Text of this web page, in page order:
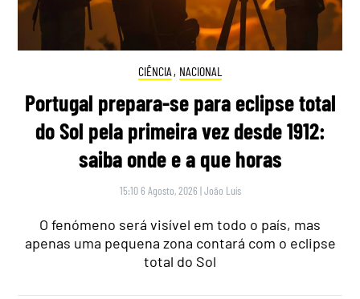
CIÊNCIA , NACIONAL
Portugal prepara-se para eclipse total
do Sol pela primeira vez desde 1912:
saiba onde e a que horas
15:10 6 Agosto, 2026 |João Luís
O fenómeno será visível em todo o país, mas
apenas uma pequena zona contará com o eclipse
total do Sol